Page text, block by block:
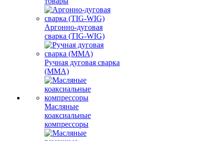
Аргонно-дуговая
сварка (TIG-WIG)
Ручная дуговая сварка
(MMA)
Масляные
коаксиальные
компрессоры